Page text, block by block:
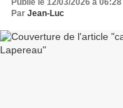
Publié le 12/03/2026 à 06:28
Par Jean-Luc